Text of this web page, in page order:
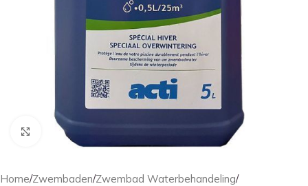
Klik om te vergroten
Home/Zwembaden/Zwembad Waterbehandeling/